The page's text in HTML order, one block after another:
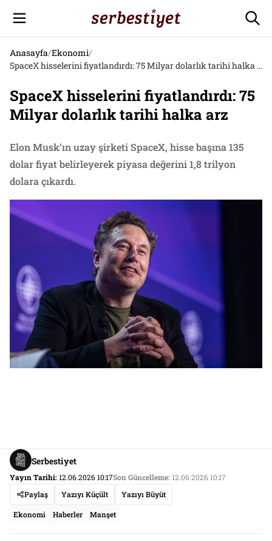
Anasayfa/Ekonomi/
SpaceX hisselerini fiyatlandırdı: 75 Milyar dolarlık tarihi halka arz
SpaceX hisselerini fiyatlandırdı: 75
Milyar dolarlık tarihi halka arz
Elon Musk’ın uzay şirketi SpaceX, hisse başına 135
dolar fiyat belirleyerek piyasa değerini 1,8 trilyon
dolara çıkardı.
Serbestiyet
Yayın Tarihi:12.06.2026 10:17Son Güncelleme:12.06.2026 10:17
Paylaş
Yazıyı Küçült Yazıyı Büyüt
Ekonomi Haberler Manşet